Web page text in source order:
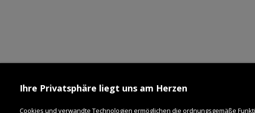
Ihre Privatsphäre liegt uns am Herzen
Cookies und verwandte Technologien ermöglichen die ordnungsgemäße